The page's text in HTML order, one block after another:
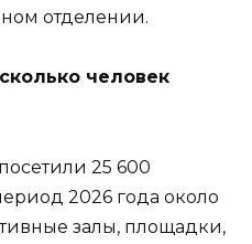
отделении.
человек
25 600
2026 года около
залы, площадки,